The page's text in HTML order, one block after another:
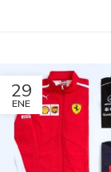
29
ENE